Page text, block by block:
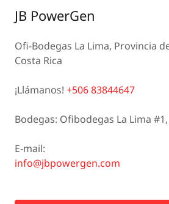
JB PowerGen
Ofi-Bodegas La Lima, Provincia
Costa Rica
¡Llámanos! +506 83844647
Bodegas: Ofibodegas La Lima
info@jbpowergen.com